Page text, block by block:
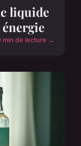
liquide
min de lecture →